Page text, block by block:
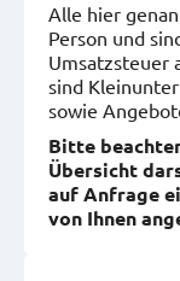
Alle hier
Person und
Umsatzsteuer
sind
sowie
Bitte
Übersicht
auf Anfrage
von Ihnen